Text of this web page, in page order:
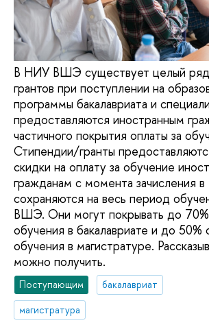
В НИУ ВШЭ существует целый
грантов при поступлении на
программы бакалавриата и
предоставляются иностранным
частичного покрытия оплаты за
Стипендии/гранты
скидки на оплату за обучение
гражданам с момента
сохраняются на весь период
ВШЭ. Они могут покрывать до
обучения в бакалавриате и до 50%
обучения в магистратуре.
можно получить.
Поступающим
бакалавриат
магистратура